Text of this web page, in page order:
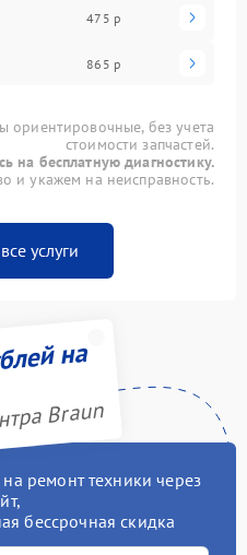
475 р
865 р
ориентировочные, без учета
стоимости запчастей.
на бесплатную диагностику.
и укажем на неисправность.
услуги
на
Braun
ремонт техники через
бессрочная скидка